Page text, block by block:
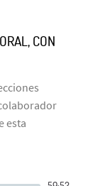
CON
esta